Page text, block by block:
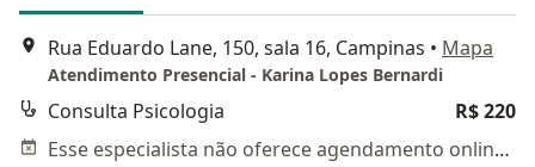
Rua Eduardo Lane, 150, sala 16, Campinas • Mapa
Atendimento Presencial - Karina Lopes Bernardi
Consulta Psicologia
R$ 220
Esse especialista não oferece agendamento online para esse endereço.